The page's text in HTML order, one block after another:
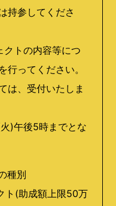
持参してくださ
クトの内容等につ
行ってください。
は、受付いたしま
)午後5時までとな
種別
ト(助成額上限50万